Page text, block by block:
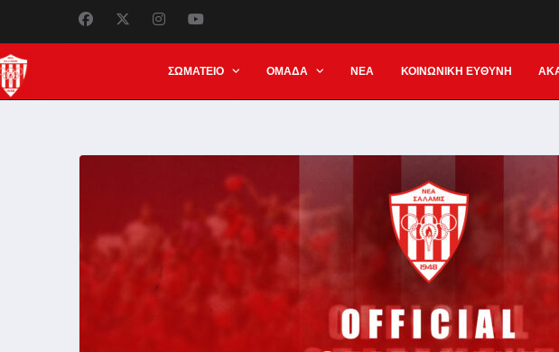
ΣΩΜΑΤΕΙΟ ΟΜΑΔΑ ΝΕΑ ΚΟΙΝΩΝΙΚΗ ΕΥΘΥΝΗ